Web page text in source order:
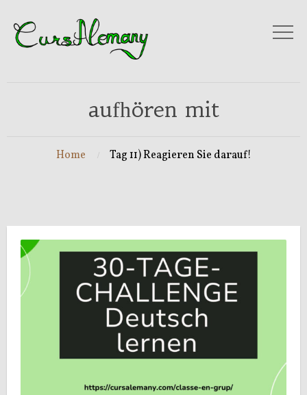
aufhören mit
Home Tag 11) Reagieren Sie darauf!